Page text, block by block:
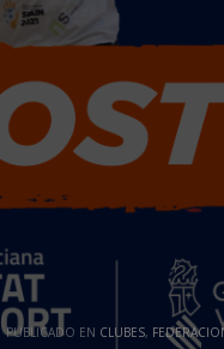
PUBLICADO EN CLUBES,